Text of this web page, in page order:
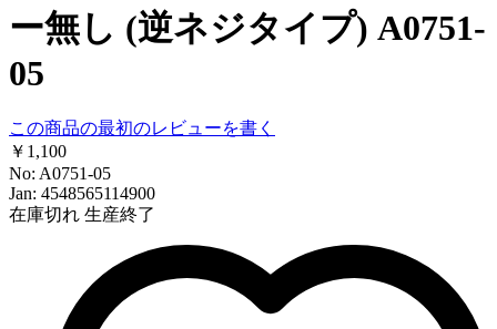
ー無し (逆ネジタイプ) A0751-
05
この商品の最初のレビューを書く
￥1,100
No: A0751-05
Jan: 4548565114900
在庫切れ 生産終了